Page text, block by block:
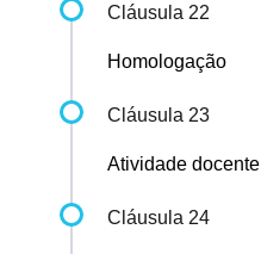
Cláusula 22
Homologação
Cláusula 23
Atividade docente
Cláusula 24